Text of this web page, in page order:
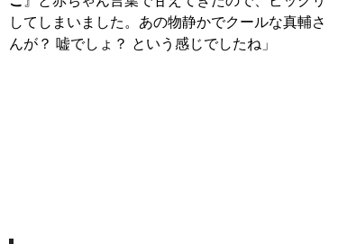
してしまいました。あの物静かでクールな真輔さ
んが？ 嘘でしょ？ という感じでしたね」